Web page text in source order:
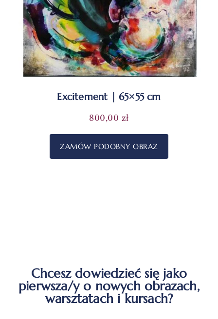
Excitement | 65×55 cm
800,00 zł
ZAMÓW PODOBNY OBRAZ
Chcesz dowiedzieć się jako
pierwsza/y o nowych obrazach,
warsztatach i kursach?